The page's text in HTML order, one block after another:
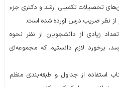
تحصیلات تکمیلی ارشد و دکتری جزء
از نظر ضریب درس آورده شده است.
زیادی از دانشجویان از نظر نحوه
برخورد لازم دانستیم که مجموعه‌ای
استفاده از جداول و طبقه‌بندی منظم